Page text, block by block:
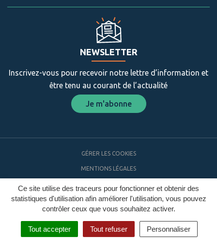
Ce site utilise des traceurs pour fonctionner et obtenir des
statistiques d'utilisation afin améliorer l'utilisation, vous pouvez
contrôler ceux que vous souhaitez activer.
Tout accepter Tout refuser Personnaliser
MENU RECHERCHE
NEWSLETTER
Inscrivez-vous pour recevoir notre lettre d’information et
être tenu au courant de l’actualité
Je m'abonne
GÉRER LES COOKIES
MENTIONS LÉGALES
ACCESSIBILITÉ